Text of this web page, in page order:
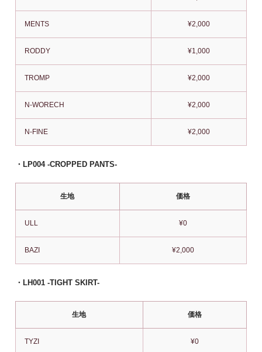
MENTS ¥2,000
RODDY ¥1,000
TROMP ¥2,000
N-WORECH ¥2,000
N-FINE ¥2,000
・LP004 -CROPPED PANTS-
生地 価格
ULL ¥0
BAZI ¥2,000
・LH001 -TIGHT SKIRT-
生地 価格
TYZI ¥0